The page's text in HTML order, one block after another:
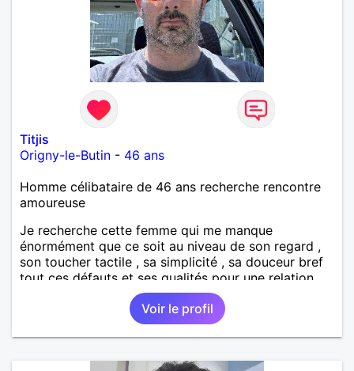
Titjis
Origny-le-Butin - 46 ans
Homme célibataire de 46 ans recherche rencontre
amoureuse
Je recherche cette femme qui me manque
énormément que ce soit au niveau de son regard ,
son toucher tactile , sa simplicité , sa douceur bref
tout ces défauts et ses qualités pour une relation
Voir le profil